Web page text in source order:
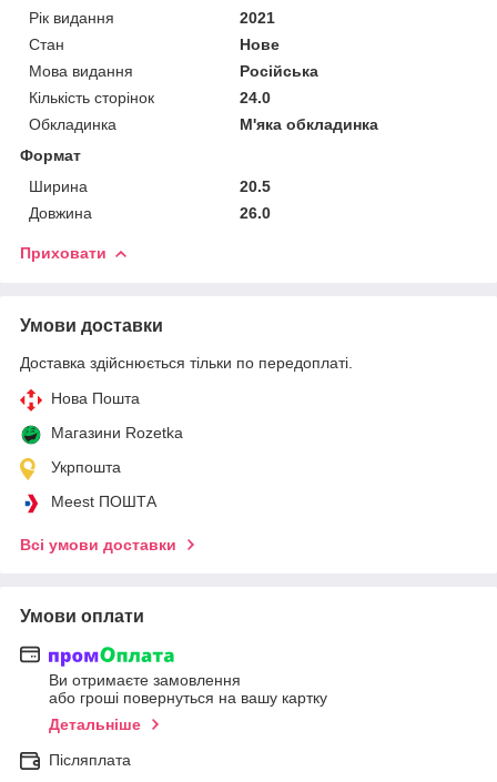
Рік видання
2021
Стан
Нове
Мова видання
Російська
Кількість сторінок
24.0
Обкладинка
М'яка обкладинка
Формат
Ширина
20.5
Довжина
26.0
Приховати
Умови доставки
Доставка здійснюється тільки по передоплаті.
Нова Пошта
Магазини Rozetka
Укрпошта
Meest ПОШТА
Всі умови доставки
Умови оплати
Ви отримаєте замовлення
або гроші повернуться на вашу картку
Детальніше
Післяплата